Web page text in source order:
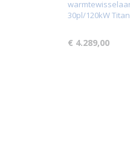
30pl/120kW
€ 4.289,00